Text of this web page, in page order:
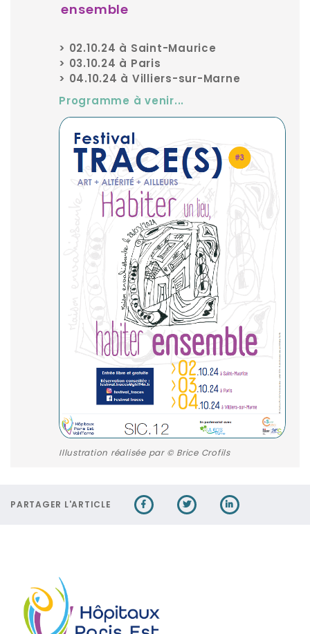
ensemble
> 02.10.24 à Saint-Maurice
> 03.10.24 à Paris
> 04.10.24 à Villiers-sur-Marne
Programme à venir...
Illustration réalisée par © Brice Crofils
PARTAGER L'ARTICLE